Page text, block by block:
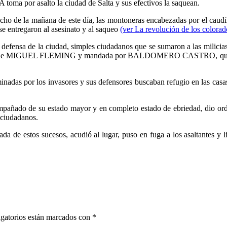
por asalto la ciudad de Salta y sus efectivos la saquean.
de la mañana de este día, las montoneras encabezadas por el
entregaron al asesinato y al saqueo (ver La revolución de los
de la ciudad, simples ciudadanos que se sumaron a las
MIGUEL FLEMING y mandada por BALDOMERO CASTRO,
por los invasores y sus defensores buscaban refugio en las
de su estado mayor y en completo estado de ebriedad, dio
de estos sucesos, acudió al lugar, puso en fuga a los asaltantes
están marcados con *